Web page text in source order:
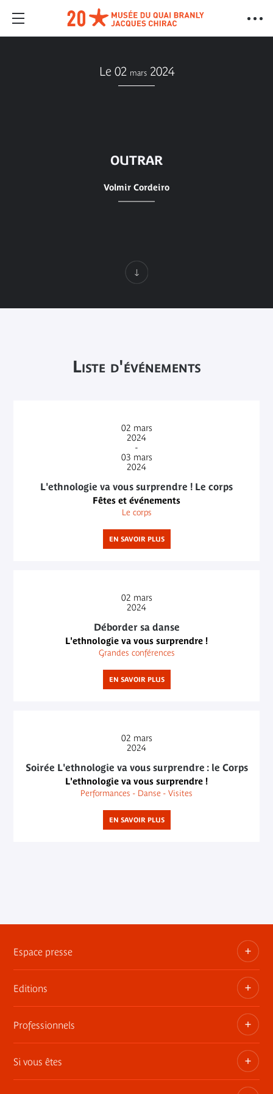
Le 02 mars 2024
OUTRAR
Volmir Cordeiro
Liste d'événements
02 mars
2024
-
03 mars
2024
L'ethnologie va vous surprendre ! Le corps
Fêtes et événements
Le corps
EN SAVOIR PLUS
02 mars
2024
Déborder sa danse
L'ethnologie va vous surprendre !
Grandes conférences
EN SAVOIR PLUS
02 mars
2024
Soirée L'ethnologie va vous surprendre : le Corps
L'ethnologie va vous surprendre !
Performances - Danse - Visites
EN SAVOIR PLUS
Espace presse
Dossiers, communiqués, bandes annonces
Contact presse
Editions
Les publications du musée
Professionnels
Privatisez les espaces
Si vous êtes